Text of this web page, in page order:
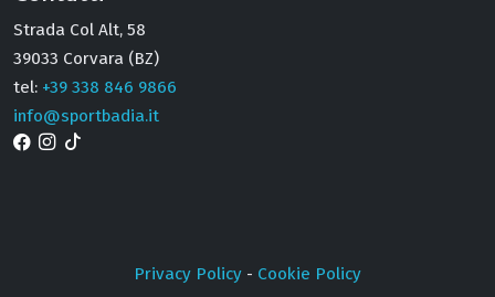
Strada Col Alt, 58
39033 Corvara (BZ)
tel: +39 338 846 9866
info@sportbadia.it
Privacy Policy - Cookie Policy